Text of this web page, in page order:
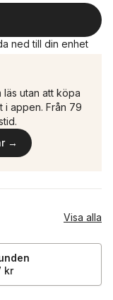
ned till din enhet
läs utan att köpa
i appen. Från 79
→
Visa alla
kr